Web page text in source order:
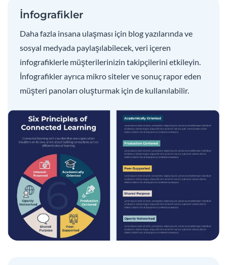
İnfografikler
Daha fazla insana ulaşması için blog yazılarında ve
sosyal medyada paylaşılabilecek, veri içeren
infografiklerle müşterilerinizin takipçilerini etkileyin.
İnfografikler ayrıca mikro siteler ve sonuç rapor eden
müşteri panoları oluşturmak için de kullanılabilir.